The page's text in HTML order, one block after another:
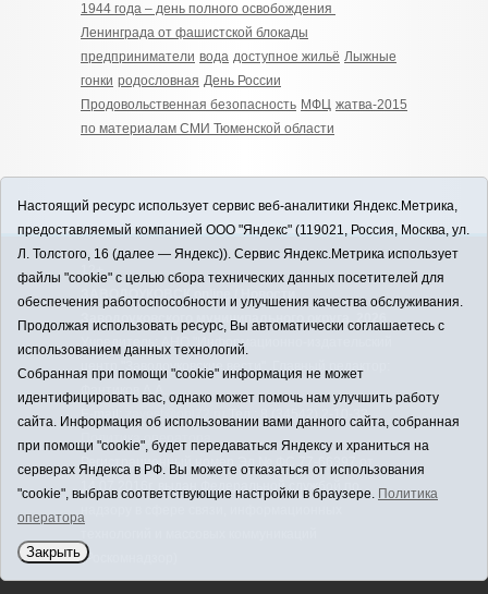
1944 года – день полного освобождения
Ленинграда от фашистской блокады
предприниматели вода доступное жильё Лыжные
гонки родословная День России
Продовольственная безопасность МФЦ жатва-2015
по материалам СМИ Тюменской области
12+
ЗАВОДОУКОВСК online / Новости
Заводоуковского муниципального округа, 2026
Учредитель: АНО "Информационно-издательский
центр "Заводоуковские вести". Главный редактор:
E-mail:
zavest@obl72.ru
Тел.: 8 (34542) 2-10-33
Политика оператора
Регистрационный номер Эл № ФС 77-66397 от
14.07.2016г. выдан Федеральной службой по
(Роскомнадзор)
Настоящий ресурс использует сервис веб-аналитики Яндекс.Метрика,
предоставляемый компанией ООО "Яндекс" (119021, Россия, Москва, ул.
Л. Толстого, 16 (далее — Яндекс)). Сервис Яндекс.Метрика использует
файлы "cookie" с целью сбора технических данных посетителей для
обеспечения работоспособности и улучшения качества обслуживания.
Продолжая использовать ресурс, Вы автоматически соглашаетесь с
использованием данных технологий.
Собранная при помощи "cookie" информация не может
идентифицировать вас, однако может помочь нам улучшить работу
сайта. Информация об использовании вами данного сайта, собранная
при помощи "cookie", будет передаваться Яндексу и храниться на
серверах Яндекса в РФ. Вы можете отказаться от использования
"cookie", выбрав соответствующие настройки в браузере. Политика
оператора
Закрыть